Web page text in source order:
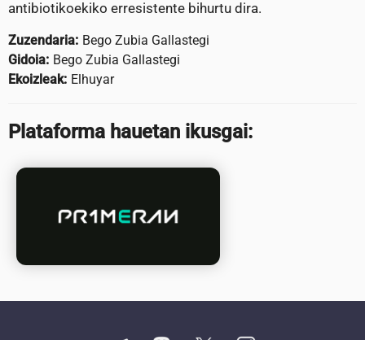
antibiotikoekiko erresistente bihurtu dira.
Zuzendaria: Bego Zubia Gallastegi
Gidoia: Bego Zubia Gallastegi
Ekoizleak: Elhuyar
Plataforma hauetan ikusgai: